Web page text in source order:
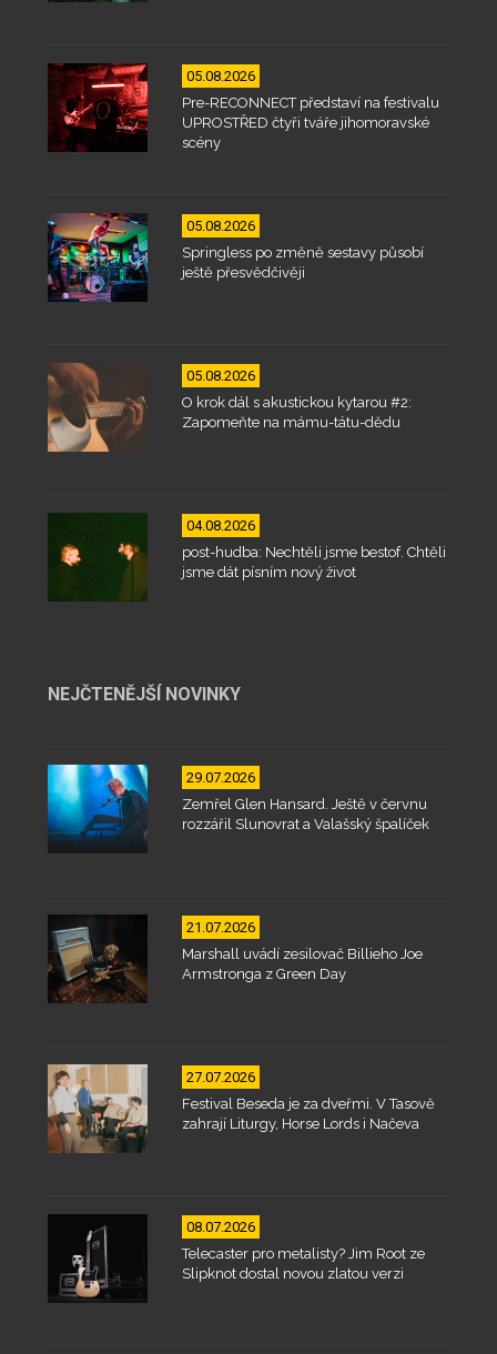
05.08.2026
Pre-RECONNECT představí na festivalu
UPROSTŘED čtyři tváře jihomoravské
scény
05.08.2026
Springless po změně sestavy působí
ještě přesvědčivěji
05.08.2026
O krok dál s akustickou kytarou #2:
Zapomeňte na mámu-tátu-dědu
04.08.2026
post-hudba: Nechtěli jsme bestof. Chtěli
jsme dát písním nový život
NEJČTENĚJŠÍ NOVINKY
29.07.2026
Zemřel Glen Hansard. Ještě v červnu
rozzářil Slunovrat a Valašský špalíček
21.07.2026
Marshall uvádí zesilovač Billieho Joe
Armstronga z Green Day
27.07.2026
Festival Beseda je za dveřmi. V Tasově
zahrají Liturgy, Horse Lords i Načeva
08.07.2026
Telecaster pro metalisty? Jim Root ze
Slipknot dostal novou zlatou verzi